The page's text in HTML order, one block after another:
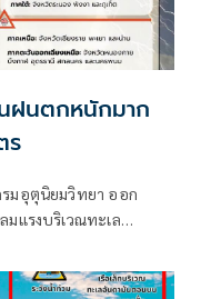
ฝนตกหนักมาก
ร
มอุตุนิยมวิทยา ออก
แรงบริเวณทะเล